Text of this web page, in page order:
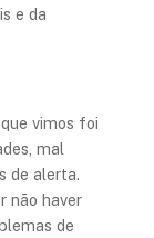
e da
vimos foi
mal
de alerta.
não haver
de